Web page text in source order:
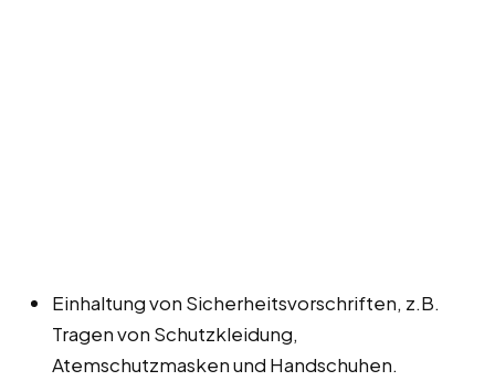
Einhaltung von Sicherheitsvorschriften, z.B.
Tragen von Schutzkleidung,
Atemschutzmasken und Handschuhen.